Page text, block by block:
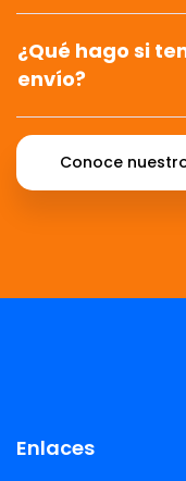
¿Qué hago si
envío?
Conoce
Enlaces